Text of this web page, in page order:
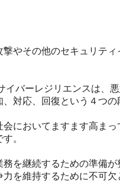
やその他のセキュリテ
バーレジリエンスは、
対応、回復という４つの
においてますます高ま
。
を継続するための準備
を維持するために不可欠